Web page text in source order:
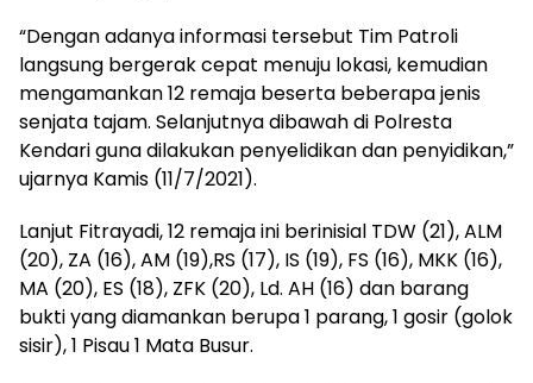
“Dengan adanya informasi tersebut Tim Patroli
langsung bergerak cepat menuju lokasi, kemudian
mengamankan 12 remaja beserta beberapa jenis
senjata tajam. Selanjutnya dibawah di Polresta
Kendari guna dilakukan penyelidikan dan penyidikan,”
ujarnya Kamis (11/7/2021).
Lanjut Fitrayadi, 12 remaja ini berinisial TDW (21), ⁠ALM
(20), ZA (16), AM (19),RS (17), IS (19), ⁠FS (16), MKK (16),
MA (20), ⁠ES (18), ZFK (20), ⁠Ld. AH (16) dan barang
bukti yang diamankan berupa 1 parang, 1 gosir (golok
sisir), 1 Pisau ⁠1 Mata Busur.